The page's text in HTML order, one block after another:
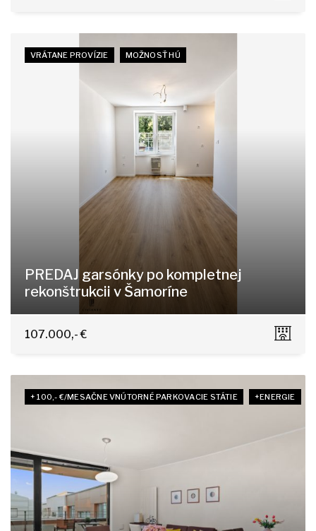
VRÁTANE PROVÍZIE MOŽNOSŤ HÚ
PREDAJ garsónky po kompletnej
rekonštrukcii v Šamoríne
Školska 23, Šamorín
107.000,- €
+ 100,- €/MESAČNE VNÚTORNÉ PARKOVACIE STÁTIE +ENERGIE